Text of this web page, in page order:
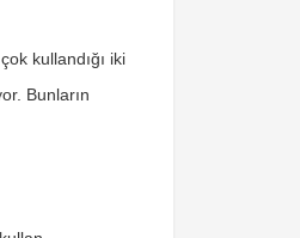
kullandığı iki
Bunların